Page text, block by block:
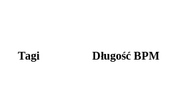
Tagi Długość BPM